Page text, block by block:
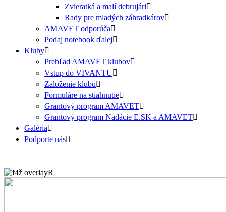
Zvieratká a malí debrujári
Rady pre mladých záhradkárov
AMAVET odporúča
Podaj notebook ďalej
Kluby
Prehľad AMAVET klubov
Vstup do VIVANTU
Založenie klubu
Formuláre na stiahnutie
Grantový program AMAVET
Grantový program Nadácie E.SK a AMAVET
Galéria
Podporte nás